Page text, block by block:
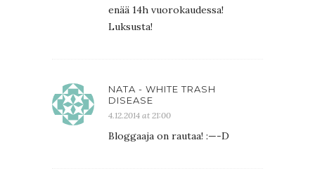
enää 14h vuorokaudessa!
Luksusta!
NATA - WHITE TRASH
DISEASE
4.12.2014 at 21:00
Bloggaaja on rautaa! :—-D